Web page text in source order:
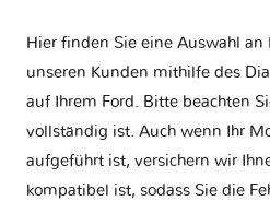
Hier finden Sie eine Auswahl an
unseren Kunden mithilfe des
auf Ihrem Ford. Bitte beachten
vollständig ist. Auch wenn Ihr
aufgeführt ist, versichern wir
kompatibel ist, sodass Sie die